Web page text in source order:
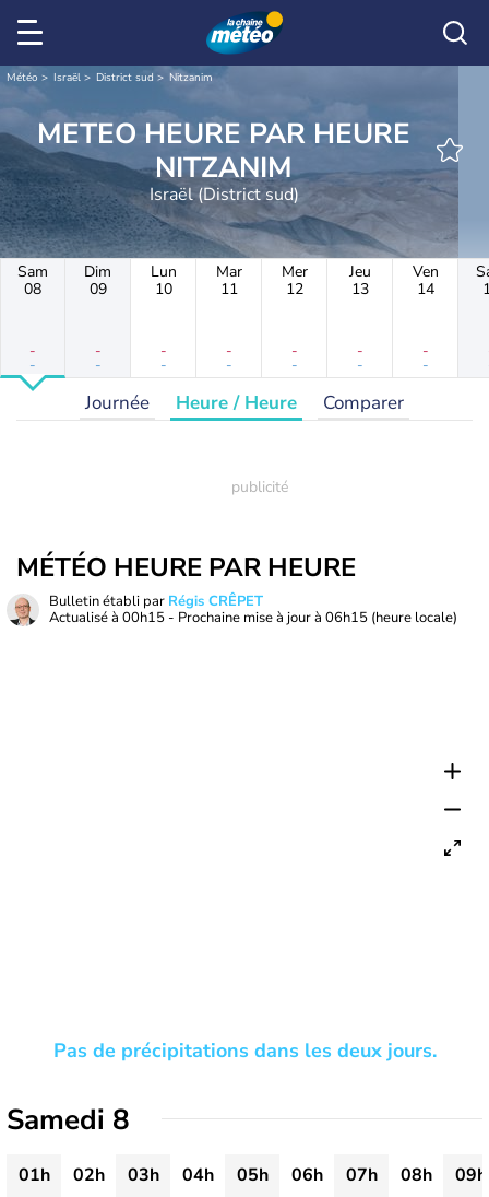
Météo Israël District sud Nitzanim
METEO HEURE PAR HEURE
NITZANIM
Israël (District sud)
Sam
08
-
-
Dim
09
-
-
Lun
10
-
-
Mar
11
-
-
Mer
12
-
-
Jeu
13
-
-
Ven
14
-
-
Journée Heure / Heure Comparer
MÉTÉO HEURE PAR HEURE
Bulletin établi par Régis CRÊPET
Actualisé à 00h15 - Prochaine mise à jour à 06h15 (heure locale)
Pas de précipitations dans les deux jours.
Samedi 8
01h 02h 03h 04h 05h 06h 07h 08h
09h